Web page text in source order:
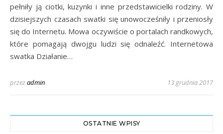
pełniły ją ciotki, kuzynki i inne przedstawicielki rodziny. W
dzisiejszych czasach swatki się unowocześniły i przeniosły
się do Internetu. Mowa oczywiście o portalach randkowych,
które pomagają dwojgu ludzi się odnaleźć. Internetowa
swatka Działanie…
przezadmin 13 grudnia 2017
OSTATNIE WPISY